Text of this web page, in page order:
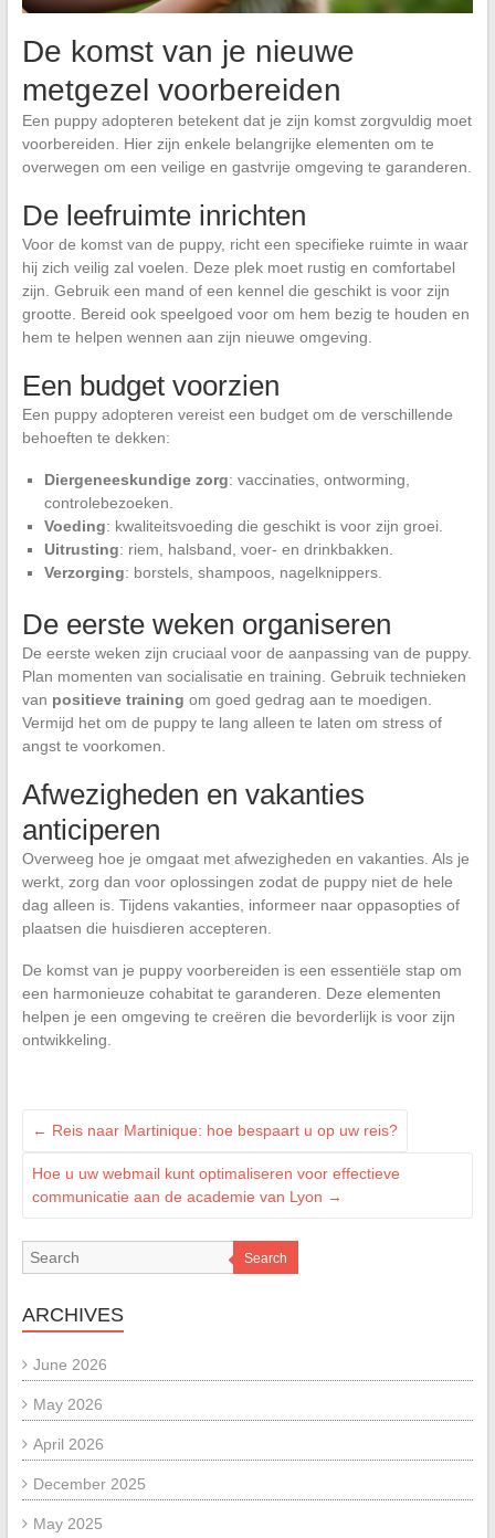
De komst van je nieuwe
metgezel voorbereiden
Een puppy adopteren betekent dat je zijn komst zorgvuldig moet
voorbereiden. Hier zijn enkele belangrijke elementen om te
overwegen om een veilige en gastvrije omgeving te garanderen.
De leefruimte inrichten
Voor de komst van de puppy, richt een specifieke ruimte in waar
hij zich veilig zal voelen. Deze plek moet rustig en comfortabel
zijn. Gebruik een mand of een kennel die geschikt is voor zijn
grootte. Bereid ook speelgoed voor om hem bezig te houden en
hem te helpen wennen aan zijn nieuwe omgeving.
Een budget voorzien
Een puppy adopteren vereist een budget om de verschillende
behoeften te dekken:
Diergeneeskundige zorg: vaccinaties, ontworming,
controlebezoeken.
Voeding: kwaliteitsvoeding die geschikt is voor zijn groei.
Uitrusting: riem, halsband, voer- en drinkbakken.
Verzorging: borstels, shampoos, nagelknippers.
De eerste weken organiseren
De eerste weken zijn cruciaal voor de aanpassing van de puppy.
Plan momenten van socialisatie en training. Gebruik technieken
van positieve training om goed gedrag aan te moedigen.
Vermijd het om de puppy te lang alleen te laten om stress of
angst te voorkomen.
Afwezigheden en vakanties
anticiperen
Overweeg hoe je omgaat met afwezigheden en vakanties. Als je
werkt, zorg dan voor oplossingen zodat de puppy niet de hele
dag alleen is. Tijdens vakanties, informeer naar oppasopties of
plaatsen die huisdieren accepteren.
De komst van je puppy voorbereiden is een essentiële stap om
een harmonieuze cohabitat te garanderen. Deze elementen
helpen je een omgeving te creëren die bevorderlijk is voor zijn
ontwikkeling.
← Reis naar Martinique: hoe bespaart u op uw reis?
Hoe u uw webmail kunt optimaliseren voor effectieve
communicatie aan de academie van Lyon →
Search
ARCHIVES
June 2026
May 2026
April 2026
December 2025
May 2025